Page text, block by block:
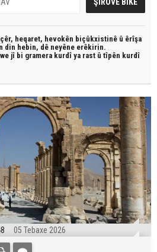
çêr, heqaret, hevokên biçûkxistinê û êrîşa
din hebin, dê neyêne erêkirin.
jî bi gramera kurdî ya rast û tîpên kurdî
05 Tebaxe 2026